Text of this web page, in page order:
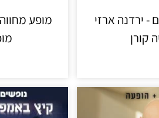
- ירדנה ארזי
קורן